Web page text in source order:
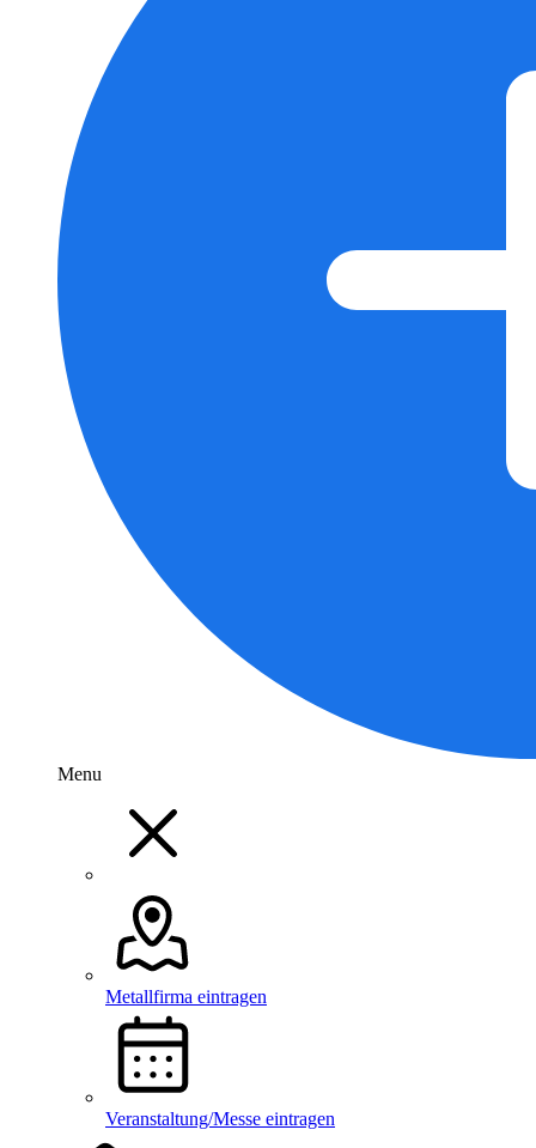
Menu
Metallfirma eintragen
Veranstaltung/Messe eintragen